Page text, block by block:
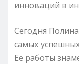
инноваций в
Сегодня
самых
Ее работы